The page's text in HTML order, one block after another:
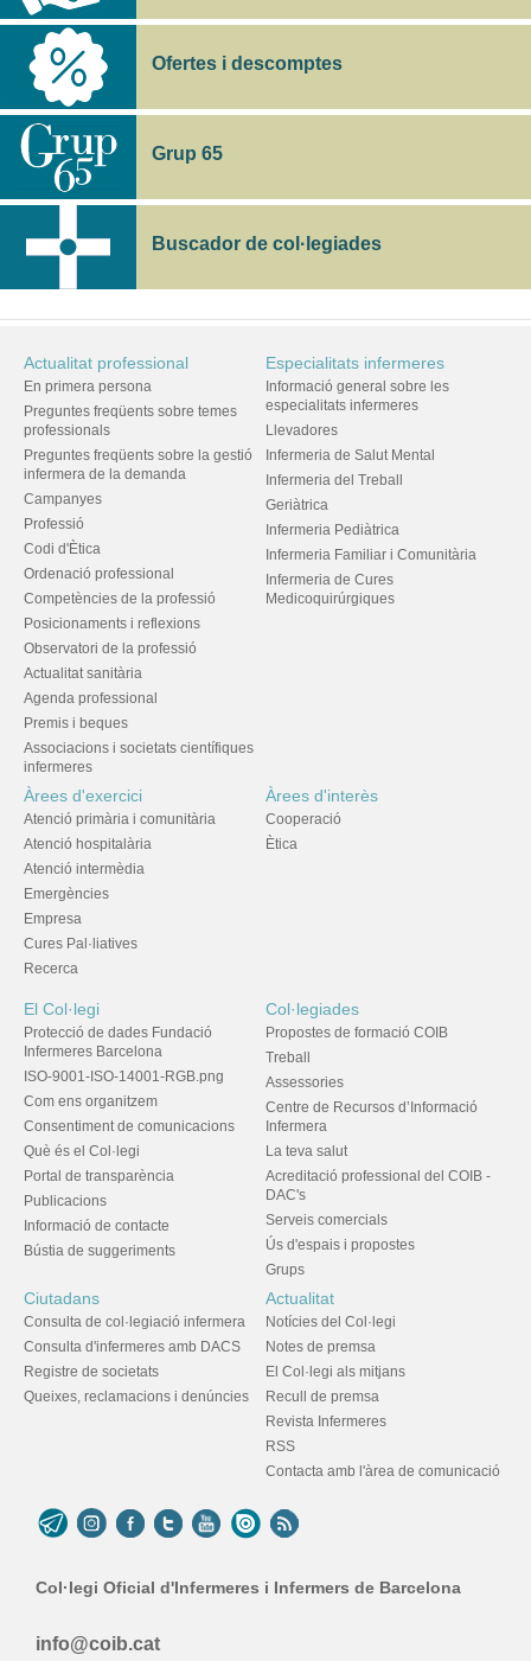
Ofertes i descomptes
Grup 65
Buscador de col·legiades
Actualitat professional
En primera persona
Preguntes freqüents sobre temes
professionals
Preguntes freqüents sobre la gestió
infermera de la demanda
Campanyes
Professió
Codi d'Ètica
Ordenació professional
Competències de la professió
Posicionaments i reflexions
Observatori de la professió
Actualitat sanitària
Agenda professional
Premis i beques
Associacions i societats científiques
infermeres
Especialitats infermeres
Informació general sobre les
especialitats infermeres
Llevadores
Infermeria de Salut Mental
Infermeria del Treball
Geriàtrica
Infermeria Pediàtrica
Infermeria Familiar i Comunitària
Infermeria de Cures
Medicoquirúrgiques
Àrees d'exercici
Atenció primària i comunitària
Atenció hospitalària
Atenció intermèdia
Emergències
Empresa
Cures Pal·liatives
Recerca
Àrees d'interès
Cooperació
Ètica
El Col·legi
Protecció de dades Fundació
Infermeres Barcelona
ISO-9001-ISO-14001-RGB.png
Com ens organitzem
Consentiment de comunicacions
Què és el Col·legi
Portal de transparència
Publicacions
Informació de contacte
Bústia de suggeriments
Col·legiades
Propostes de formació COIB
Treball
Assessories
Centre de Recursos d’Informació
Infermera
La teva salut
Acreditació professional del COIB -
DAC's
Serveis comercials
Ús d'espais i propostes
Grups
Ciutadans
Consulta de col·legiació infermera
Consulta d'infermeres amb DACS
Registre de societats
Queixes, reclamacions i denúncies
Actualitat
Notícies del Col·legi
Notes de premsa
El Col·legi als mitjans
Recull de premsa
Revista Infermeres
RSS
Contacta amb l'àrea de comunicació
Col·legi Oficial d'Infermeres i Infermers de Barcelona
info@coib.cat